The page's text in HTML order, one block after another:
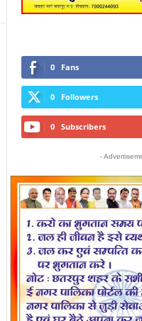
0 Fans
0 Followers
0 Subscribers
-